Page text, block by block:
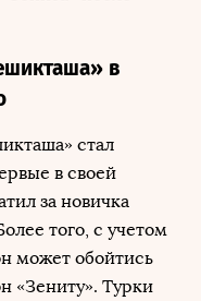
в
стал
в своей
за новичка
того, с учетом
может обойтись
«Зениту». Турки